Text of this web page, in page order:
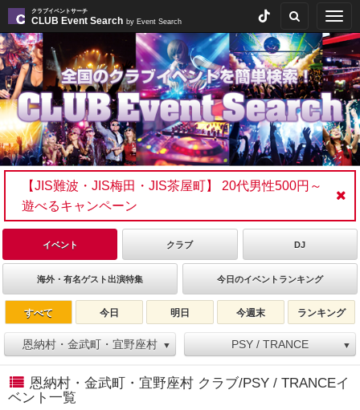
クラブイベントサーチ
CLUB Event Search by Event Search
【JIS難波・JIS梅田・JIS茶屋町】 20代男性500円～
遊べるキャンペーン
イベント クラブ DJ
海外・有名ゲスト出演特集 今日のイベントランキング
すべて 今日 明日 今週末 ランキング
恩納村・金武町・宜野座村 ▼ PSY / TRANCE ▼
恩納村・金武町・宜野座村 クラブ/PSY / TRANCEイ
ベント一覧